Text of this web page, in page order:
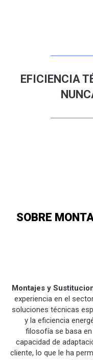
EFICIENCIA
SOBRE
Montajes y
experiencia en el
soluciones técnicas
y la eficiencia
filosofía se basa
capacidad de
cliente, lo que le ha